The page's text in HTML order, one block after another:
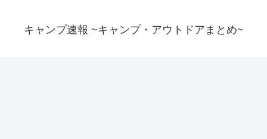
キャンプ速報 ~キャンプ・アウトドアまとめ~